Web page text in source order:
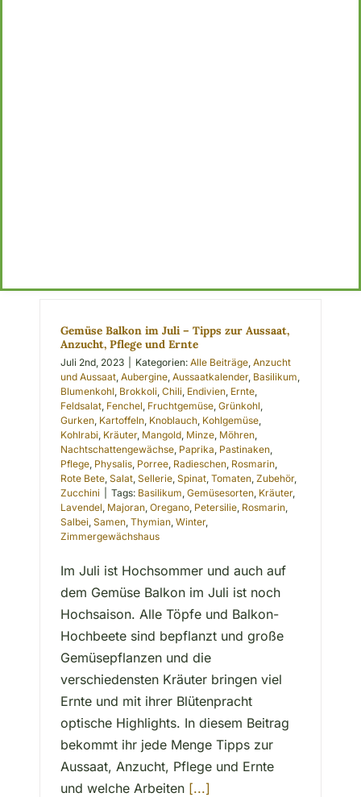
Gemüse Balkon im Juli – Tipps zur Aussaat,
Anzucht, Pflege und Ernte
Juli 2nd, 2023 Kategorien:Alle Beiträge ,Anzucht
und Aussaat ,Aubergine ,Aussaatkalender, Basilikum
Blumenkohl Brokkoli ,Chili Endivien Ernte
Feldsalat Fenchel Fruchtgemüse ,Grünkohl
Gurken Kartoffeln Knoblauch Kohlgemüse
Kohlrabi Kräuter, Mangold Minze Möhren
Nachtschattengewächse Paprika Pastinaken
Pflege Physalis Porree Radieschen Rosmarin
Rote Bete ,Salat ,Sellerie ,Spinat ,Tomaten ,Zubehör,
Zucchini
Tags: Basilikum ,Gemüsesorten Kräuter,
Lavendel Majoran ,Oregano Petersilie Rosmarin
Salbei ,Samen ,Thymian ,Winter,
Zimmergewächshaus
Im Juli ist Hochsommer und auch auf
dem Gemüse Balkon im Juli ist noch
Hochsaison. Alle Töpfe und Balkon-
Hochbeete sind bepflanzt und große
Gemüsepflanzen und die
verschiedensten Kräuter bringen viel
Ernte und mit ihrer Blütenpracht
optische Highlights. In diesem Beitrag
bekommt ihr jede Menge Tipps zur
Aussaat, Anzucht, Pflege und Ernte
und welche Arbeiten [...]